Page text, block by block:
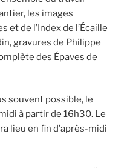
les images
et de l’Index de l’Écaille
gravures de Philippe
des Épaves de
souvent possible, le
à partir de 16h30. Le
lieu en fin d’après-midi